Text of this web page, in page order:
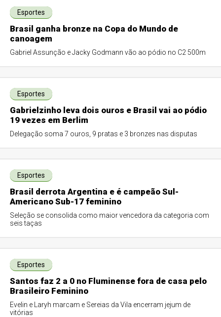
Esportes
Brasil ganha bronze na Copa do Mundo de
canoagem
Gabriel Assunção e Jacky Godmann vão ao pódio no C2 500m
Esportes
Gabrielzinho leva dois ouros e Brasil vai ao pódio
19 vezes em Berlim
Delegação soma 7 ouros, 9 pratas e 3 bronzes nas disputas
Esportes
Brasil derrota Argentina e é campeão Sul-
Americano Sub-17 feminino
Seleção se consolida como maior vencedora da categoria com
seis taças
Esportes
Santos faz 2 a 0 no Fluminense fora de casa pelo
Brasileiro Feminino
Evelin e Laryh marcam e Sereias da Vila encerram jejum de
vitórias